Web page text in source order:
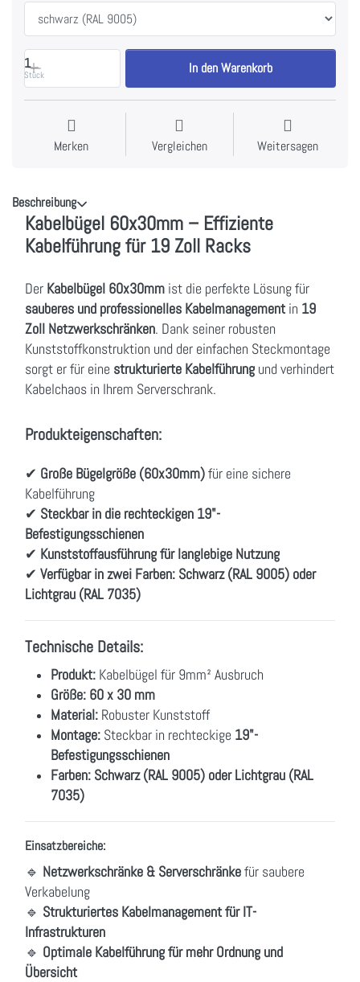
1
Stück In den Warenkorb
Merken Vergleichen Weitersagen
Beschreibung
Kabelbügel 60x30mm – Effiziente
Kabelführung für 19 Zoll Racks
Der Kabelbügel 60x30mm ist die perfekte Lösung für
sauberes und professionelles Kabelmanagement in 19
Zoll Netzwerkschränken. Dank seiner robusten
Kunststoffkonstruktion und der einfachen Steckmontage
sorgt er für eine strukturierte Kabelführung und verhindert
Kabelchaos in Ihrem Serverschrank.
Produkteigenschaften:
✔ Große Bügelgröße (60x30mm)für eine sichere
Kabelführung
✔ Steckbar in die rechteckigen 19"-
Befestigungsschienen
✔ Kunststoffausführung für langlebige Nutzung
✔ Verfügbar in zwei Farben: Schwarz (RAL 9005) oder
Lichtgrau (RAL 7035)
Technische Details:
Produkt: Kabelbügel für 9mm² Ausbruch
Größe: 60 x 30 mm
Material: Robuster Kunststoff
Montage: Steckbar in rechteckige 19"-
Befestigungsschienen
Farben: Schwarz (RAL 9005) oder Lichtgrau (RAL
7035)
Einsatzbereiche:
🔹 Netzwerkschränke & Serverschränkefür saubere
Verkabelung
🔹 Strukturiertes Kabelmanagement für IT-
Infrastrukturen
🔹 Optimale Kabelführung für mehr Ordnung und
Übersicht